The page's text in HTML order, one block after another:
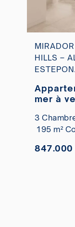
HILLS –
mer à
3
195 m²
847.000